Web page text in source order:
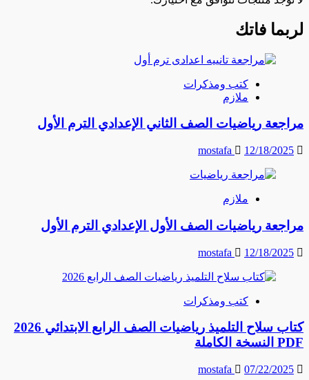
لربما فاتك
كتب ومذكرات
ملازم
مراجعة رياضيات الصف الثاني الإعدادي الترم الأول
mostafa 12/18/2025
ملازم
مراجعة رياضيات الصف الأول الإعدادي الترم الأول
mostafa 12/18/2025
كتب ومذكرات
كتاب سلاح التلميذ رياضيات الصف الرابع الابتدائي 2026
PDF النسخة الكاملة
mostafa 07/22/2025